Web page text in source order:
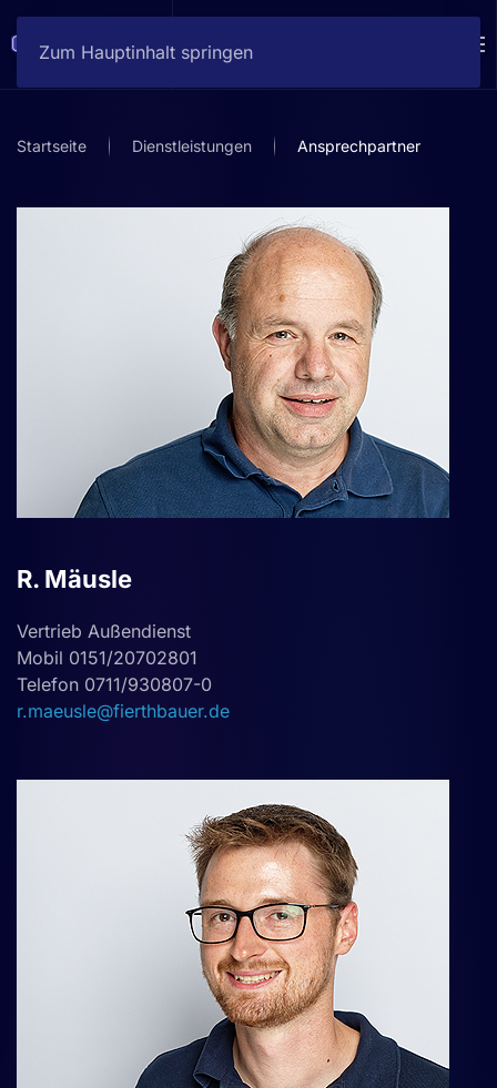
Zum Hauptinhalt springen
Startseite Dienstleistungen Ansprechpartner
R. Mäusle
Vertrieb Außendienst
Mobil 0151/20702801
Telefon 0711/930807-0
r.maeusle@fierthbauer.de